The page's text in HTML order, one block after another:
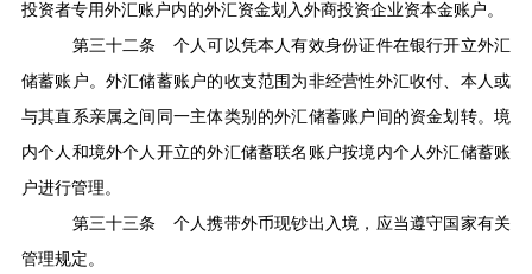
投资者专用外汇账户内的外汇资金划入外商投资企业资本金账户。
第三十二条
个人可以凭本人有效身份证件在银行开立外汇
储蓄账户。外汇储蓄账户的收支范围为非经营性外汇收付、本人或
与其直系亲属之间同一主体类别的外汇储蓄账户间的资金划转。境
内个人和境外个人开立的外汇储蓄联名账户按境内个人外汇储蓄账
户进行管理。
第三十三条
个人携带外币现钞出入境，应当遵守国家有关
管理规定。